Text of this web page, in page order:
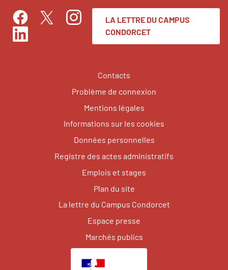
FacebookTwitterInstagram
LinkedIn
LA LETTRE DU CAMPUS
CONDORCET
Contacts
Problème de connexion
Mentions légales
Informations sur les cookies
Données personnelles
Registre des actes administratifs
Emplois et stages
Plan du site
La lettre du Campus Condorcet
Espace presse
Marchés publics